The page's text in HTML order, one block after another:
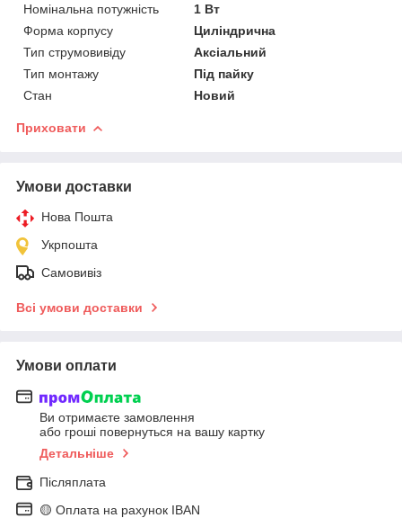
Номінальна потужність
1 Вт
Форма корпусу
Циліндрична
Тип струмовивіду
Аксіальний
Тип монтажу
Під пайку
Стан
Новий
Приховати
Умови доставки
Нова Пошта
Укрпошта
Самовивіз
Всі умови доставки
Умови оплати
Ви отримаєте замовлення
або гроші повернуться на вашу картку
Детальніше
Післяплата
🟡 Оплата на рахунок IBAN